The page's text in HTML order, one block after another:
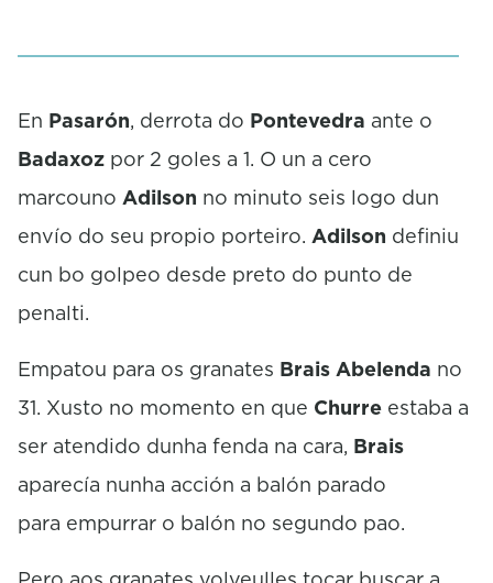
m
u
e
,
9
e
o
d
En Pasarón, derrota do Pontevedra ante o
Badaxoz por 2 goles a 1. O un a cero
marcouno Adilson no minuto seis logo dun
envío do seu propio porteiro. Adilson definiu
cun bo golpeo desde preto do punto de
penalti.
Empatou para os granates Brais Abelenda no
31. Xusto no momento en que Churre estaba a
ser atendido dunha fenda na cara, Brais
aparecía nunha acción a balón parado
para empurrar o balón no segundo pao.